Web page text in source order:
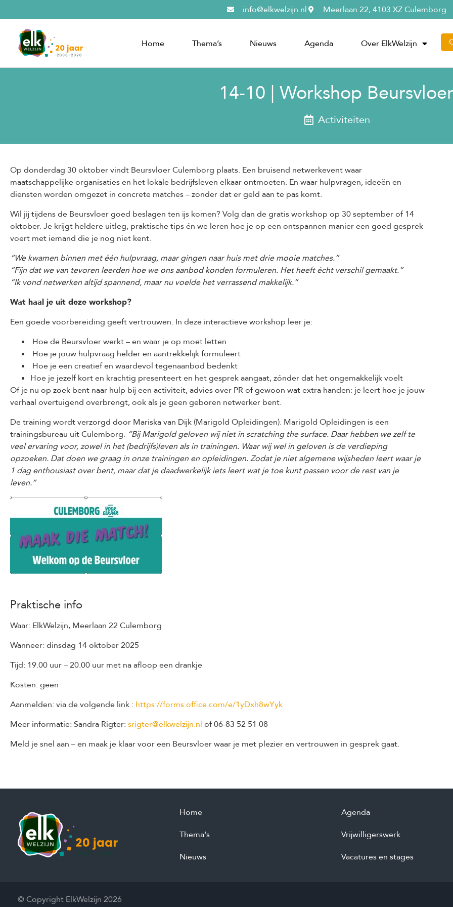
info@elkwelzijn.nl Meerlaan 22, 4103 XZ Culemborg
Home Thema’s Nieuws Agenda Over ElkWelzijn
14-10 | Workshop Beursvloer
Activiteiten
Op donderdag 30 oktober vindt Beursvloer Culemborg plaats. Een bruisend netwerkevent waar
maatschappelijke organisaties en het lokale bedrijfsleven elkaar ontmoeten. En waar hulpvragen, ideeën en
diensten worden omgezet in concrete matches – zonder dat er geld aan te pas komt.
Wil jij tijdens de Beursvloer goed beslagen ten ijs komen? Volg dan de gratis workshop op 30 september of 14
oktober. Je krijgt heldere uitleg, praktische tips én we leren hoe je op een ontspannen manier een goed gesprek
voert met iemand die je nog niet kent.
“We kwamen binnen met één hulpvraag, maar gingen naar huis met drie mooie matches.”
“Fijn dat we van tevoren leerden hoe we ons aanbod konden formuleren. Het heeft écht verschil gemaakt.”
“Ik vond netwerken altijd spannend, maar nu voelde het verrassend makkelijk.”
Wat haal je uit deze workshop?
Een goede voorbereiding geeft vertrouwen. In deze interactieve workshop leer je:
Hoe de Beursvloer werkt – en waar je op moet letten
Hoe je jouw hulpvraag helder en aantrekkelijk formuleert
Hoe je een creatief en waardevol tegenaanbod bedenkt
Hoe je jezelf kort en krachtig presenteert en het gesprek aangaat, zónder dat het ongemakkelijk voelt
Of je nu op zoek bent naar hulp bij een activiteit, advies over PR of gewoon wat extra handen: je leert hoe je jouw
verhaal overtuigend overbrengt, ook als je geen geboren netwerker bent.
De training wordt verzorgd door Mariska van Dijk (Marigold Opleidingen). Marigold Opleidingen is een
trainingsbureau uit Culemborg. “Bij Marigold geloven wij niet in scratching the surface. Daar hebben we zelf te
veel ervaring voor, zowel in het (bedrijfs)leven als in trainingen. Waar wij wel in geloven is de verdieping
opzoeken. Dat doen we graag in onze trainingen en opleidingen. Zodat je niet algemene wijsheden leert waar je
1 dag enthousiast over bent, maar dat je daadwerkelijk iets leert wat je toe kunt passen voor de rest van je
leven.”
Praktische info
Waar: ElkWelzijn, Meerlaan 22 Culemborg
Wanneer: dinsdag 14 oktober 2025
Tijd: 19.00 uur – 20.00 uur met na afloop een drankje
Kosten: geen
Aanmelden: via de volgende link : https://forms.office.com/e/1yDxh8wYyk
Meer informatie: Sandra Rigter: srigter@elkwelzijn.nl of 06-83 52 51 08
Meld je snel aan – en maak je klaar voor een Beursvloer waar je met plezier en vertrouwen in gesprek gaat.
Home
Thema's
Nieuws
Agenda
Vrijwilligerswerk
Vacatures en stages
© Copyright ElkWelzijn 2026